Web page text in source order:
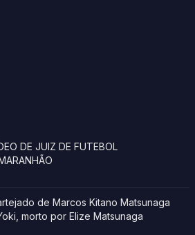
DE JUIZ DE FUTEBOL
de Marcos Kitano Matsunaga
morto por Elize Matsunaga